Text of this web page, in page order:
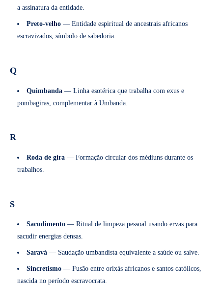
a assinatura da entidade.
Preto-velho — Entidade espiritual de ancestrais africanos
escravizados, símbolo de sabedoria.
Q
Quimbanda — Linha esotérica que trabalha com exus e
pombagiras, complementar à Umbanda.
R
Roda de gira — Formação circular dos médiuns durante os
trabalhos.
S
Sacudimento — Ritual de limpeza pessoal usando ervas para
sacudir energias densas.
Saravá — Saudação umbandista equivalente a saúde ou salve.
Sincretismo — Fusão entre orixás africanos e santos católicos,
nascida no período escravocrata.